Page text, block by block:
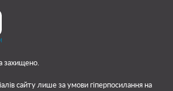
захищено.
сайту лише за умови гіперпосилання на